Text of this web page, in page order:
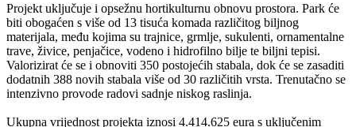
Projekt uključuje i opsežnu hortikulturnu obnovu prostora. Park će
biti obogaćen s više od 13 tisuća komada različitog biljnog
materijala, među kojima su trajnice, grmlje, sukulenti, ornamentalne
trave, živice, penjačice, vodeno i hidrofilno bilje te biljni tepisi.
Valorizirat će se i obnoviti 350 postojećih stabala, dok će se zasaditi
dodatnih 388 novih stabala više od 30 različitih vrsta. Trenutačno se
intenzivno provode radovi sadnje niskog raslinja.
Ukupna vrijednost projekta iznosi 4.414.625 eura s uključenim